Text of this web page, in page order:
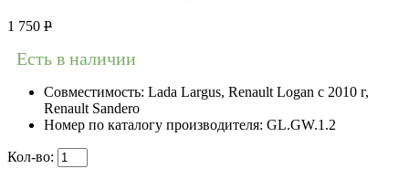
1 750 Р
Есть в наличии
Совместимость: Lada Largus, Renault Logan c 2010 г,
Renault Sandero
Номер по каталогу производителя: GL.GW.1.2
Кол-во: